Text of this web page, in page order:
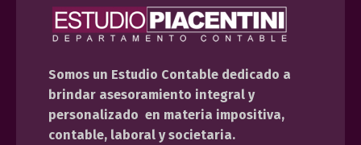
Somos un Estudio Contable dedicado a
brindar asesoramiento integral y
personalizado en materia impositiva,
contable, laboral y societaria.